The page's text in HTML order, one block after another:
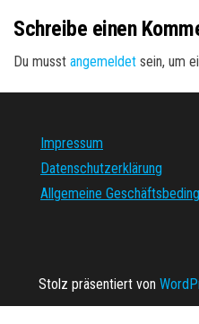
Schreibe einen
Du musst angemeldet sein, um
Impressum
Datenschutzerklärung
Allgemeine
Stolz präsentiert von